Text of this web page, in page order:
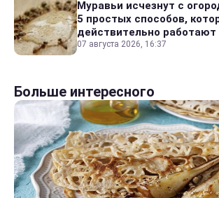
Муравьи исчезнут с
5 простых способов,
действительно работают
07 августа 2026, 16:37
Больше интересного